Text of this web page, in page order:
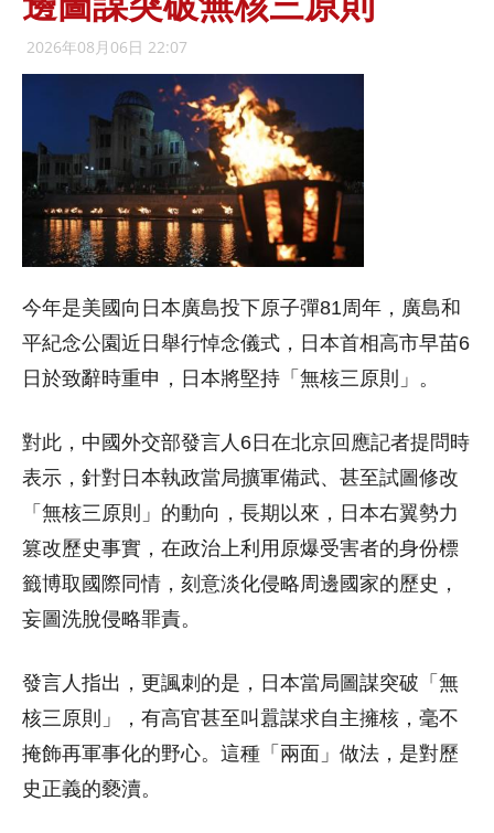
2026年08月06日 22:07
今年是美國向日本廣島投下原子彈81周年，廣島和
平紀念公園近日舉行悼念儀式，日本首相高市早苗6
日於致辭時重申，日本將堅持「無核三原則」。
對此，中國外交部發言人6日在北京回應記者提問時
表示，針對日本執政當局擴軍備武、甚至試圖修改
「無核三原則」的動向，長期以來，日本右翼勢力
篡改歷史事實，在政治上利用原爆受害者的身份標
籤博取國際同情，刻意淡化侵略周邊國家的歷史，
妄圖洗脫侵略罪責。
發言人指出，更諷刺的是，日本當局圖謀突破「無
核三原則」，有高官甚至叫囂謀求自主擁核，毫不
掩飾再軍事化的野心。這種「兩面」做法，是對歷
史正義的褻瀆。